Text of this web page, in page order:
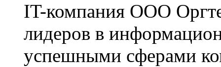
IT-компания ООО
лидеров в
успешными сферами